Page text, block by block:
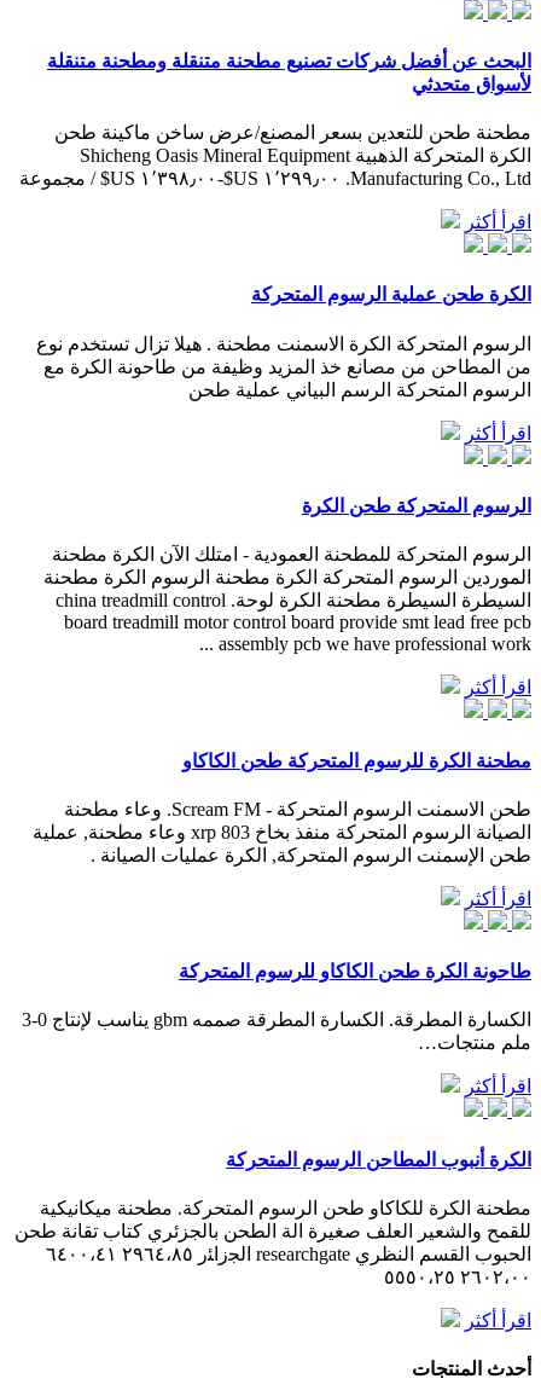
البحث عن أفضل شركات تصنيع مطحنة متنقلة ومطحنة متنقلة
لأسواق متحدثي
مطحنة طحن للتعدين بسعر المصنع/عرض ساخن ماكينة طحن
الكرة المتحركة الذهبية Shicheng Oasis Mineral Equipment
Manufacturing Co., Ltd. ١٬٢٩٩٫٠٠ US$-١٬٣٩٨٫٠٠ US$ / مجموعة
اقرأ أكثر
الكرة طحن عملية الرسوم المتحركة
الرسوم المتحركة الكرة الاسمنت مطحنة . هيلا تزال تستخدم نوع
من المطاحن من مصانع خذ المزيد وظيفة من طاحونة الكرة مع
الرسوم المتحركة الرسم البياني عملية طحن
اقرأ أكثر
الرسوم المتحركة طحن الكرة
الرسوم المتحركة للمطحنة العمودية - امتلك الآن الكرة مطحنة
الموردين الرسوم المتحركة الكرة مطحنة الرسوم الكرة مطحنة
السيطرة السيطرة مطحنة الكرة لوحة. china treadmill control
board treadmill motor control board provide smt lead free pcb
assembly pcb we have professional work ...
اقرأ أكثر
مطحنة الكرة للرسوم المتحركة طحن الكاكاو
طحن الاسمنت الرسوم المتحركة - Scream FM. وعاء مطحنة
الصيانة الرسوم المتحركة منفذ بخاخ xrp 803 وعاء مطحنة, عملية
طحن الإسمنت الرسوم المتحركة, الكرة عمليات الصيانة .
اقرأ أكثر
طاحونة الكرة طحن الكاكاو للرسوم المتحركة
الكسارة المطرقة. الكسارة المطرقة صممه gbm يناسب لإنتاج 0-3
ملم منتجات…
اقرأ أكثر
الكرة أنبوب المطاحن الرسوم المتحركة
مطحنة الكرة للكاكاو طحن الرسوم المتحركة. مطحنة ميكانيكية
للقمح والشعير العلف صغيرة الة الطحن بالجزئري كتاب تقانة طحن
الحبوب القسم النظري researchgate اﻟﺠزاﺌر ٢٩٦٤،٨٥ ٦٤٠٠،٤١
٢٦٠٢،٠٠ ٥٥٥٠،٢٥
اقرأ أكثر
أحدث المنتجات